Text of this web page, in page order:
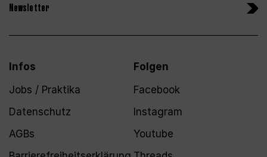
Newsletter
Infos
Jobs / Praktika
Datenschutz
AGBs
Folgen
Facebook
Instagram
Youtube